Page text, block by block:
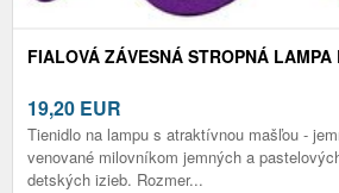
FIALOVÁ ZÁVESNÁ STROPNÁ
19,20 EUR
Tienidlo na lampu s atraktívnou mašľou -
venované milovníkom jemných a
detských izieb. Rozmer...